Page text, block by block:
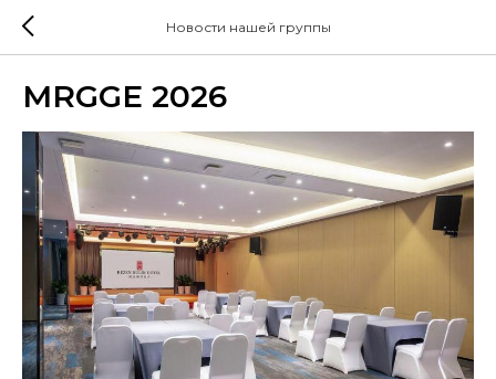
Новости нашей группы
MRGGE 2026